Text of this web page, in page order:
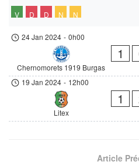
V D D N N
24 Jan 2024 - 0h00
Chernomorets 1919 Burgas
1
19 Jan 2024 - 12h00
Litex
1
Article